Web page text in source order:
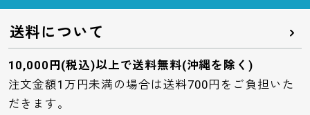
送料について
10,000円(税込)以上で送料無料(沖縄を除く)
注文金額1万円未満の場合は送料700円をご負担いた
だきます。